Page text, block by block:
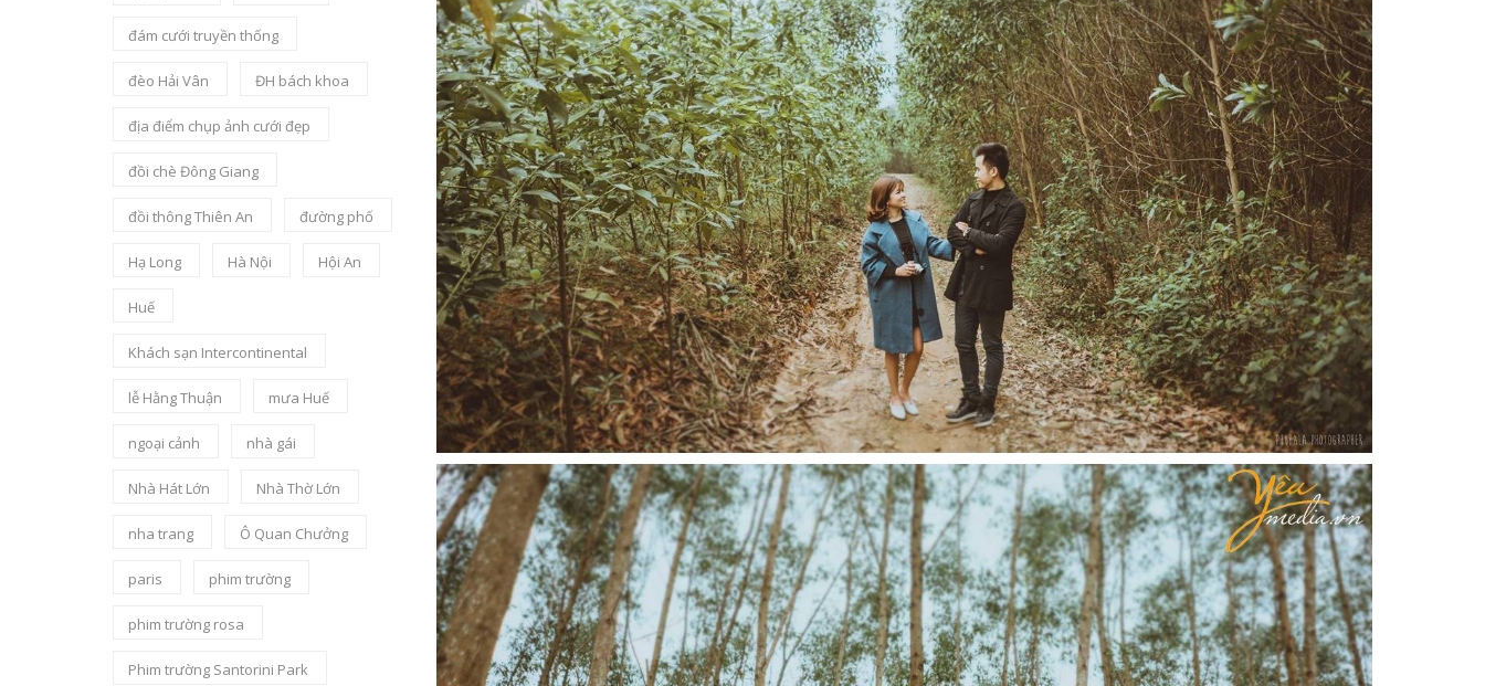
đám cưới truyền thống
đèo Hải Vân ĐH bách khoa
địa điểm chụp ảnh cưới đẹp
đồi chè Đông Giang
đồi thông Thiên An đường phố
Hạ Long Hà Nội Hội An
Huế
Khách sạn Intercontinental
lễ Hằng Thuận mưa Huế
ngoại cảnh nhà gái
Nhà Hát Lớn Nhà Thờ Lớn
nha trang Ô Quan Chưởng
paris phim trường
phim trường rosa
Phim trường Santorini Park